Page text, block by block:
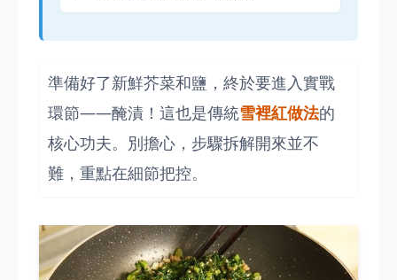
準備好了新鮮芥菜和鹽，終於要進入實戰
環節——醃漬！這也是傳統雪裡紅做法的
核心功夫。別擔心，步驟拆解開來並不
難，重點在細節把控。